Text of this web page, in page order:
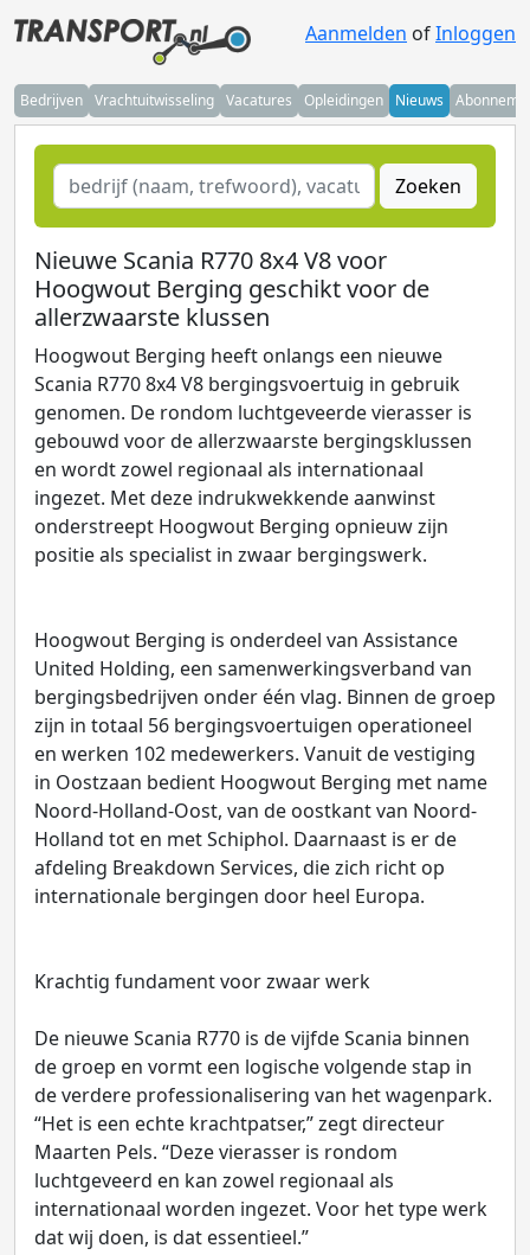
Aanmelden ofInloggen
Bedrijven Vrachtuitwisseling Vacatures Opleidingen Nieuws
Zoeken
Nieuwe Scania R770 8x4 V8 voor
Hoogwout Berging geschikt voor de
allerzwaarste klussen
Hoogwout Berging heeft onlangs een nieuwe
Scania R770 8x4 V8 bergingsvoertuig in gebruik
genomen. De rondom luchtgeveerde vierasser is
gebouwd voor de allerzwaarste bergingsklussen
en wordt zowel regionaal als internationaal
ingezet. Met deze indrukwekkende aanwinst
onderstreept Hoogwout Berging opnieuw zijn
positie als specialist in zwaar bergingswerk.
Hoogwout Berging is onderdeel van Assistance
United Holding, een samenwerkingsverband van
bergingsbedrijven onder één vlag. Binnen de groep
zijn in totaal 56 bergingsvoertuigen operationeel
en werken 102 medewerkers. Vanuit de vestiging
in Oostzaan bedient Hoogwout Berging met name
Noord-Holland-Oost, van de oostkant van Noord-
Holland tot en met Schiphol. Daarnaast is er de
afdeling Breakdown Services, die zich richt op
internationale bergingen door heel Europa.
Krachtig fundament voor zwaar werk
De nieuwe Scania R770 is de vijfde Scania binnen
de groep en vormt een logische volgende stap in
de verdere professionalisering van het wagenpark.
“Het is een echte krachtpatser,” zegt directeur
Maarten Pels. “Deze vierasser is rondom
luchtgeveerd en kan zowel regionaal als
internationaal worden ingezet. Voor het type werk
dat wij doen, is dat essentieel.”